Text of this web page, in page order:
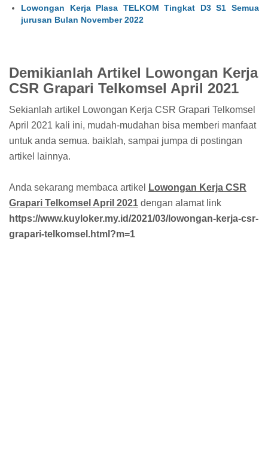
Lowongan Kerja Plasa TELKOM Tingkat D3 S1 Semua
jurusan Bulan November 2022
Demikianlah Artikel Lowongan Kerja
CSR Grapari Telkomsel April 2021
Sekianlah artikel Lowongan Kerja CSR Grapari Telkomsel
April 2021 kali ini, mudah-mudahan bisa memberi manfaat
untuk anda semua. baiklah, sampai jumpa di postingan
artikel lainnya.
Anda sekarang membaca artikel
Lowongan Kerja CSR
Grapari Telkomsel April 2021 dengan alamat link
https://www.kuyloker.my.id/2021/03/lowongan-kerja-csr-
grapari-telkomsel.html?m=1